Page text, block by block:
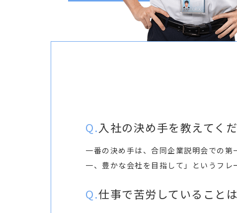
入社の決め手を教えてくだ
一番の決め手は、合同企業説明会での
一、豊かな会社を目指して」というフレ
仕事で苦労していること